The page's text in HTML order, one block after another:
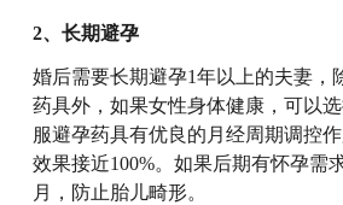
2、长期避孕
婚后需要长期避孕1年以上的夫妻，
药具外，如果女性身体健康，可以
服避孕药具有优良的月经周期调控
效果接近100%。如果后期有怀孕需
月，防止胎儿畸形。